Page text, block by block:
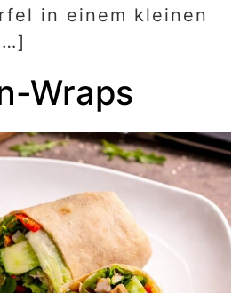
in einem kleinen
Wraps